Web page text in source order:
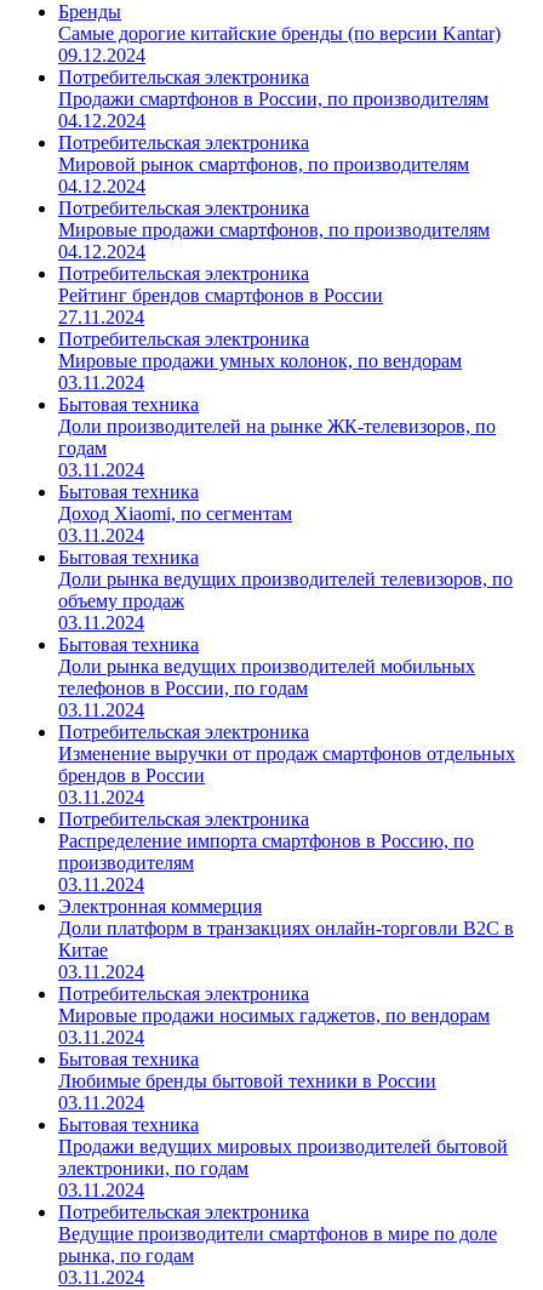
Бренды
Самые дорогие китайские бренды (по версии Kantar)
09.12.2024
Потребительская электроника
Продажи смартфонов в России, по производителям
04.12.2024
Потребительская электроника
Мировой рынок смартфонов, по производителям
04.12.2024
Потребительская электроника
Мировые продажи смартфонов, по производителям
04.12.2024
Потребительская электроника
Рейтинг брендов смартфонов в России
27.11.2024
Потребительская электроника
Мировые продажи умных колонок, по вендорам
03.11.2024
Бытовая техника
Доли производителей на рынке ЖК-телевизоров, по
годам
03.11.2024
Бытовая техника
Доход Xiaomi, по сегментам
03.11.2024
Бытовая техника
Доли рынка ведущих производителей телевизоров, по
объему продаж
03.11.2024
Бытовая техника
Доли рынка ведущих производителей мобильных
телефонов в России, по годам
03.11.2024
Потребительская электроника
Изменение выручки от продаж смартфонов отдельных
брендов в России
03.11.2024
Потребительская электроника
Распределение импорта смартфонов в Россию, по
производителям
03.11.2024
Электронная коммерция
Доли платформ в транзакциях онлайн-торговли B2C в
Китае
03.11.2024
Потребительская электроника
Мировые продажи носимых гаджетов, по вендорам
03.11.2024
Бытовая техника
Любимые бренды бытовой техники в России
03.11.2024
Бытовая техника
Продажи ведущих мировых производителей бытовой
электроники, по годам
03.11.2024
Потребительская электроника
Ведущие производители смартфонов в мире по доле
рынка, по годам
03.11.2024